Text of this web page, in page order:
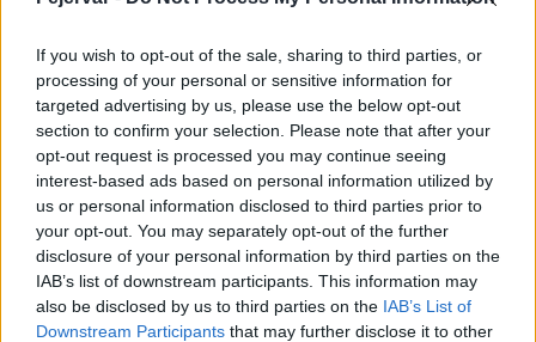
If you wish to opt-out of the sale, sharing to third parties, or
processing of your personal or sensitive information for
targeted advertising by us, please use the below opt-out
section to confirm your selection. Please note that after your
opt-out request is processed you may continue seeing
interest-based ads based on personal information utilized by
us or personal information disclosed to third parties prior to
your opt-out. You may separately opt-out of the further
disclosure of your personal information by third parties on the
IAB’s list of downstream participants. This information may
also be disclosed by us to third parties on the IAB’s List of
Downstream Participants that may further disclose it to other
Jótékonysági tombolasorsolást tartottak az AHA Kulturális és
Szabadidős Egyesület idei utolsó festőfoglalkozásán,
szombaton. A 100 ezer forint bevételből a Vigyázó Kéz
Gyermekvédelmi Egyesületet támogatják. Az adományt az
állami gondozott, illetve az ünnepeket is az intézetben töltő
gyerekek programjaira költik.
Állatok Karácsonya a HEROSZ-ban
2015.12.07